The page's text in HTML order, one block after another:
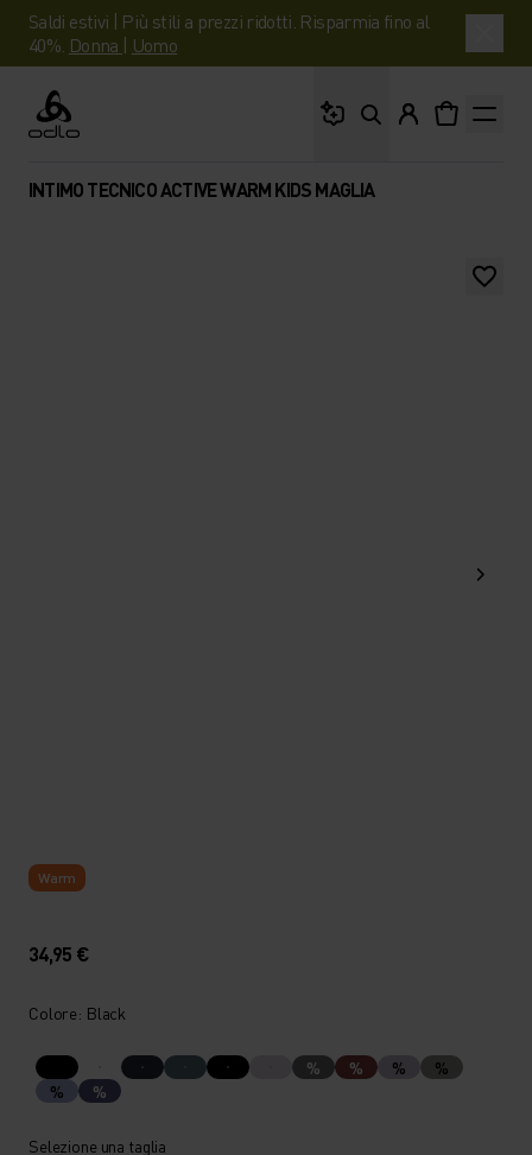
Saldi estivi | Più stili a prezzi ridotti. Risparmia fino al
40%. Donna | Uomo
Odlo
INTIMO TECNICO ACTIVE WARM KIDS MAGLIA
Warm
34,95 €
Colore: Black
% % %
%
%
%
Selezione una taglia